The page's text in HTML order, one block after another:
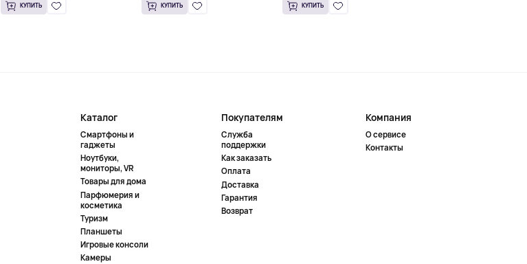
КУПИТЬ КУПИТЬ КУПИТЬ
Каталог
Смартфоны и
гаджеты
Ноутбуки,
мониторы, VR
Товары для дома
Парфюмерия и
косметика
Туризм
Планшеты
Игровые консоли
Камеры
Покупателям
Служба
поддержки
Как заказать
Оплата
Доставка
Гарантия
Возврат
Компания
О сервисе
Контакты